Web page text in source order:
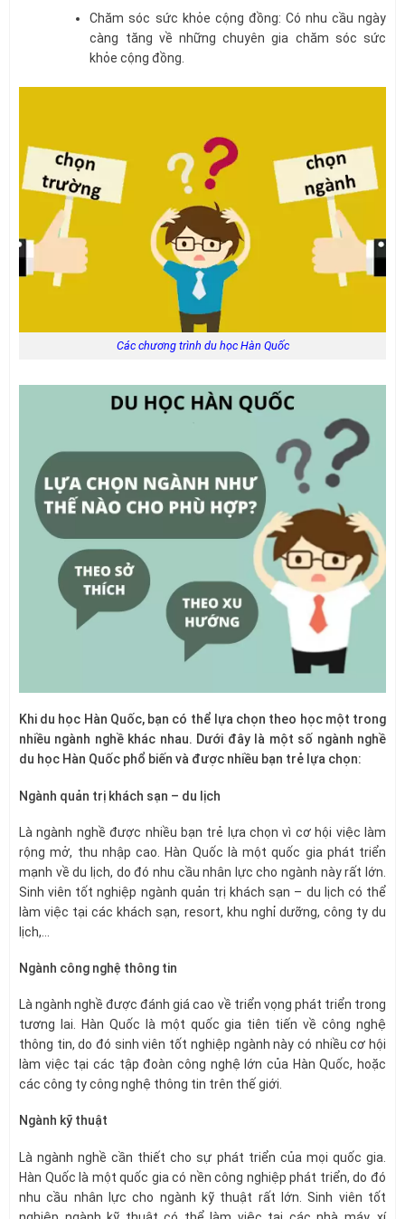
Chăm sóc sức khỏe cộng đồng: Có nhu cầu ngày
càng tăng về những chuyên gia chăm sóc sức
khỏe cộng đồng.
Các chương trình du học Hàn Quốc
Khi du học Hàn Quốc, bạn có thể lựa chọn theo học một trong
nhiều ngành nghề khác nhau. Dưới đây là một số ngành nghề
du học Hàn Quốc phổ biến và được nhiều bạn trẻ lựa chọn:
Ngành quản trị khách sạn – du lịch
Là ngành nghề được nhiều bạn trẻ lựa chọn vì cơ hội việc làm
rộng mở, thu nhập cao. Hàn Quốc là một quốc gia phát triển
mạnh về du lịch, do đó nhu cầu nhân lực cho ngành này rất lớn.
Sinh viên tốt nghiệp ngành quản trị khách sạn – du lịch có thể
làm việc tại các khách sạn, resort, khu nghỉ dưỡng, công ty du
lịch,…
Ngành công nghệ thông tin
Là ngành nghề được đánh giá cao về triển vọng phát triển trong
tương lai. Hàn Quốc là một quốc gia tiên tiến về công nghệ
thông tin, do đó sinh viên tốt nghiệp ngành này có nhiều cơ hội
làm việc tại các tập đoàn công nghệ lớn của Hàn Quốc, hoặc
các công ty công nghệ thông tin trên thế giới.
Ngành kỹ thuật
Là ngành nghề cần thiết cho sự phát triển của mọi quốc gia.
Hàn Quốc là một quốc gia có nền công nghiệp phát triển, do đó
nhu cầu nhân lực cho ngành kỹ thuật rất lớn. Sinh viên tốt